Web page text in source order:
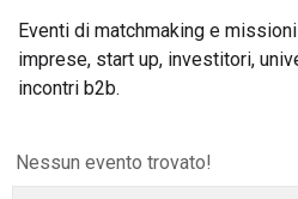
Eventi di matchmaking e
imprese, start up, investitori,
incontri b2b.
Nessun evento trovato!